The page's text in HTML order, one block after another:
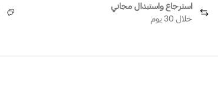
استرجاع واستبدال مجاني
خلال 30 يوم